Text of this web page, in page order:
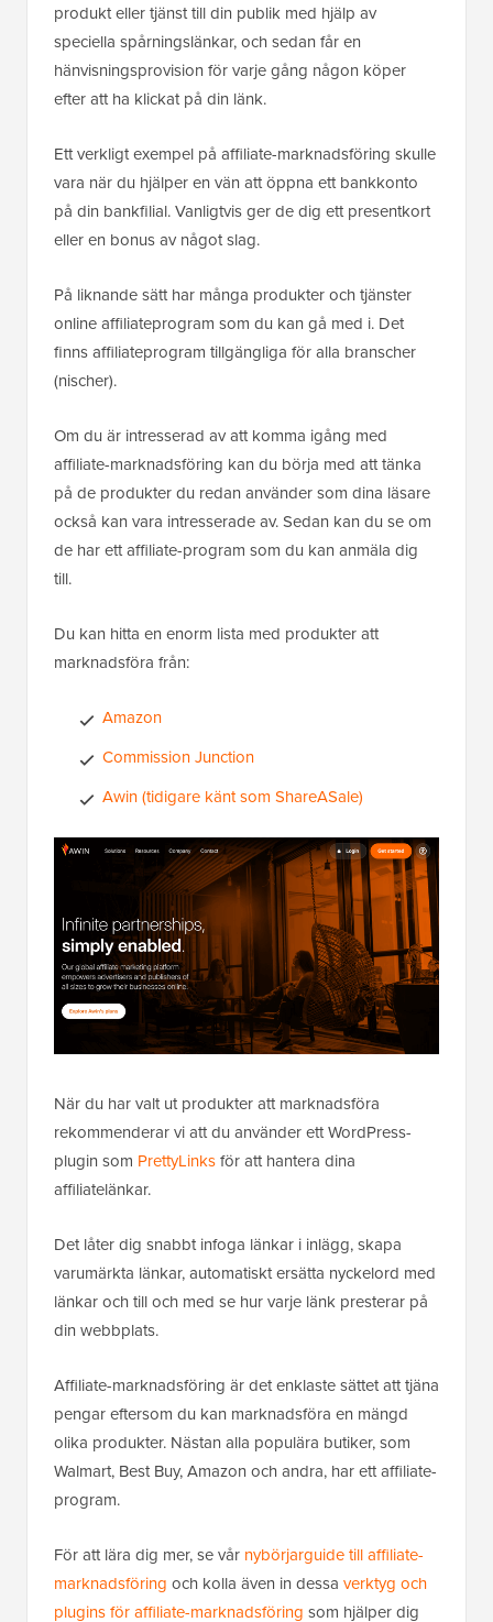
produkt eller tjänst till din publik med hjälp av
speciella spårningslänkar, och sedan får en
hänvisningsprovision för varje gång någon köper
efter att ha klickat på din länk.
Ett verkligt exempel på affiliate-marknadsföring skulle
vara när du hjälper en vän att öppna ett bankkonto
på din bankfilial. Vanligtvis ger de dig ett presentkort
eller en bonus av något slag.
På liknande sätt har många produkter och tjänster
online affiliateprogram som du kan gå med i. Det
finns affiliateprogram tillgängliga för alla branscher
(nischer).
Om du är intresserad av att komma igång med
affiliate-marknadsföring kan du börja med att tänka
på de produkter du redan använder som dina läsare
också kan vara intresserade av. Sedan kan du se om
de har ett affiliate-program som du kan anmäla dig
till.
Du kan hitta en enorm lista med produkter att
marknadsföra från:
Amazon
Commission Junction
Awin (tidigare känt som ShareASale)
När du har valt ut produkter att marknadsföra
rekommenderar vi att du använder ett WordPress-
plugin som PrettyLinksför att hantera dina
affiliatelänkar.
Det låter dig snabbt infoga länkar i inlägg, skapa
varumärkta länkar, automatiskt ersätta nyckelord med
länkar och till och med se hur varje länk presterar på
din webbplats.
Affiliate-marknadsföring är det enklaste sättet att tjäna
pengar eftersom du kan marknadsföra en mängd
olika produkter. Nästan alla populära butiker, som
Walmart, Best Buy, Amazon och andra, har ett affiliate-
program.
För att lära dig mer, se vår nybörjarguide till affiliate-
marknadsföring och kolla även in dessa verktyg och
plugins för affiliate-marknadsföring som hjälper dig